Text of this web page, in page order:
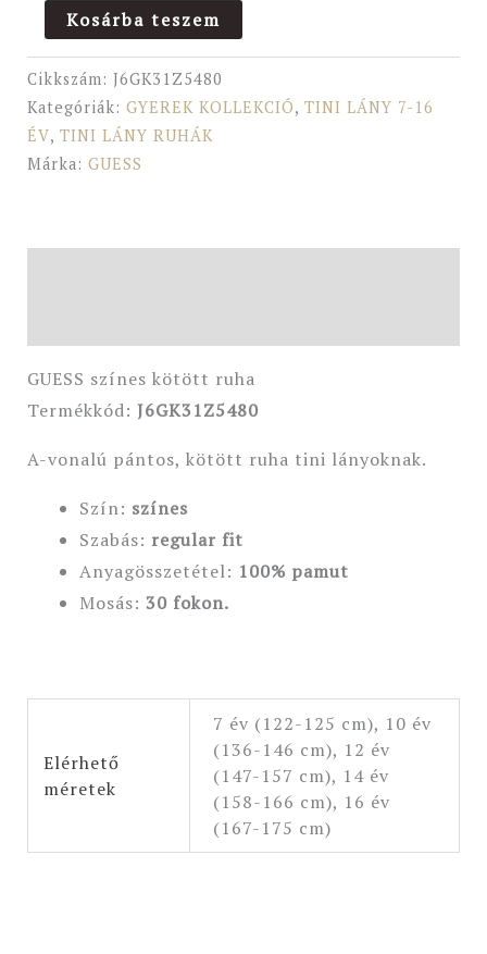
Kosárba teszem
Cikkszám: J6GK31Z5480
Kategóriák: GYEREK KOLLEKCIÓ, TINI LÁNY 7-16
ÉV, TINI LÁNY RUHÁK
Márka: GUESS
GUESS színes kötött ruha
Termékkód: J6GK31Z5480
A-vonalú pántos, kötött ruha tini lányoknak.
Szín: színes
Szabás: regular fit
Anyagösszetétel: 100% pamut
Mosás: 30 fokon.
Elérhető
méretek
7 év (122-125 cm), 10 év
(136-146 cm), 12 év
(147-157 cm), 14 év
(158-166 cm), 16 év
(167-175 cm)